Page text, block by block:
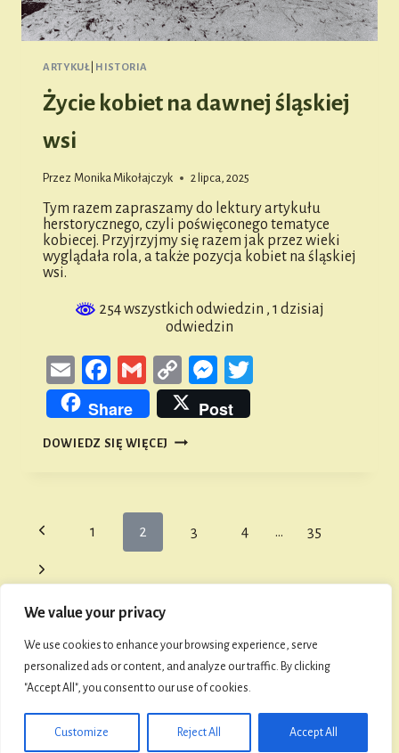
We value your privacy
We use cookies to enhance your browsing experience, serve
personalized ads or content, and analyze our traffic. By clicking
"Accept All", you consent to our use of cookies.
Customize Reject All Accept All
ARTYKUŁ HISTORIA
Życie kobiet na dawnej śląskiej
wsi
Przez Monika Mikołajczyk 2 lipca, 2025
Tym razem zapraszamy do lektury artykułu
herstorycznego, czyli poświęconego tematyce
kobiecej. Przyjrzyjmy się razem jak przez wieki
wyglądała rola, a także pozycja kobiet na śląskiej
wsi.
254 wszystkich odwiedzin , 1 dzisiaj
odwiedzin
EmailFacebook
GmailCopy
Link
Messenger
Share Post
DOWIEDZ SIĘ WIĘCEJ ŻYCIE
Nawigacja
strony
Poprzednia
strona
1 2 3 4 … 35
Następna
strona
O FaniMani
Namysłowskiej